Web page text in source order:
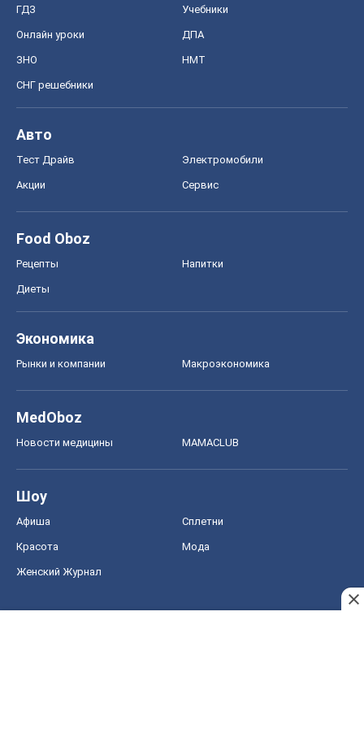
ГДЗ Учебники
Онлайн уроки ДПА
ЗНО НМТ
СНГ решебники
Авто
Тест Драйв Электромобили
Акции Сервис
Food Oboz
Рецепты Напитки
Диеты
Экономика
Рынки и компании Mакроэкономика
MedOboz
Новости медицины MAMACLUB
Шоу
Афиша Сплетни
Красота Мода
Женский Журнал